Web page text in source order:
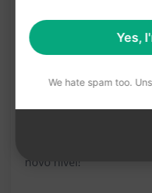
Facilidade e
Experimente o
descubra como essa
ChatGPT e eleve o
novo nível!
Yes,
We hate spam too.